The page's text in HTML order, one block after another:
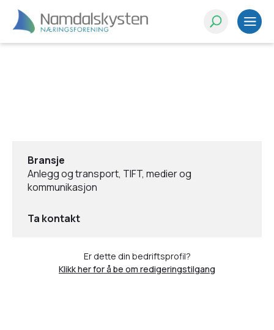
Bransje
Anlegg og transport, TIFT, medier og
kommunikasjon
Ta kontakt
Er dette din bedriftsprofil?
Klikk her for å be om redigeringstilgang